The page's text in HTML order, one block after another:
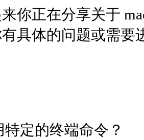
你正在分享关于
具体的问题或需
定的终端命令？